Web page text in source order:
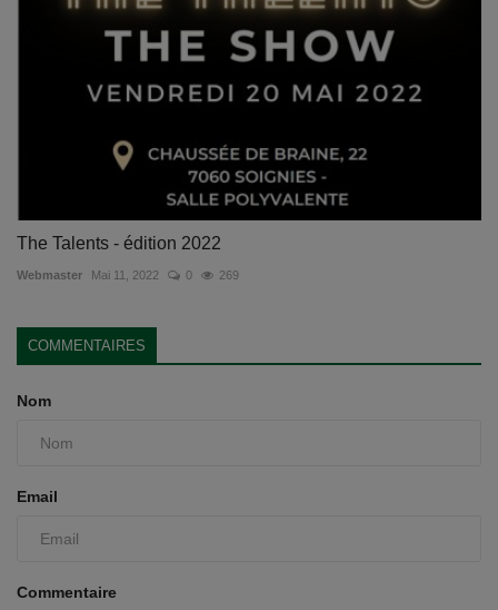
The Talents - édition 2022
Webmaster Mai 11, 2022 0 269
COMMENTAIRES
Nom
Email
Commentaire